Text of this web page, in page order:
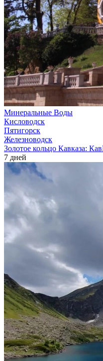
Минеральные Воды
Кисловодск
Пятигорск
Железноводск
Золотое кольцо Кавказа:
7 дней